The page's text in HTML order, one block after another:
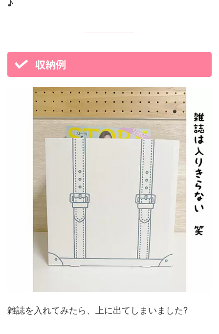
♪
収納例
雑誌を入れてみたら、上に出てしまいました?